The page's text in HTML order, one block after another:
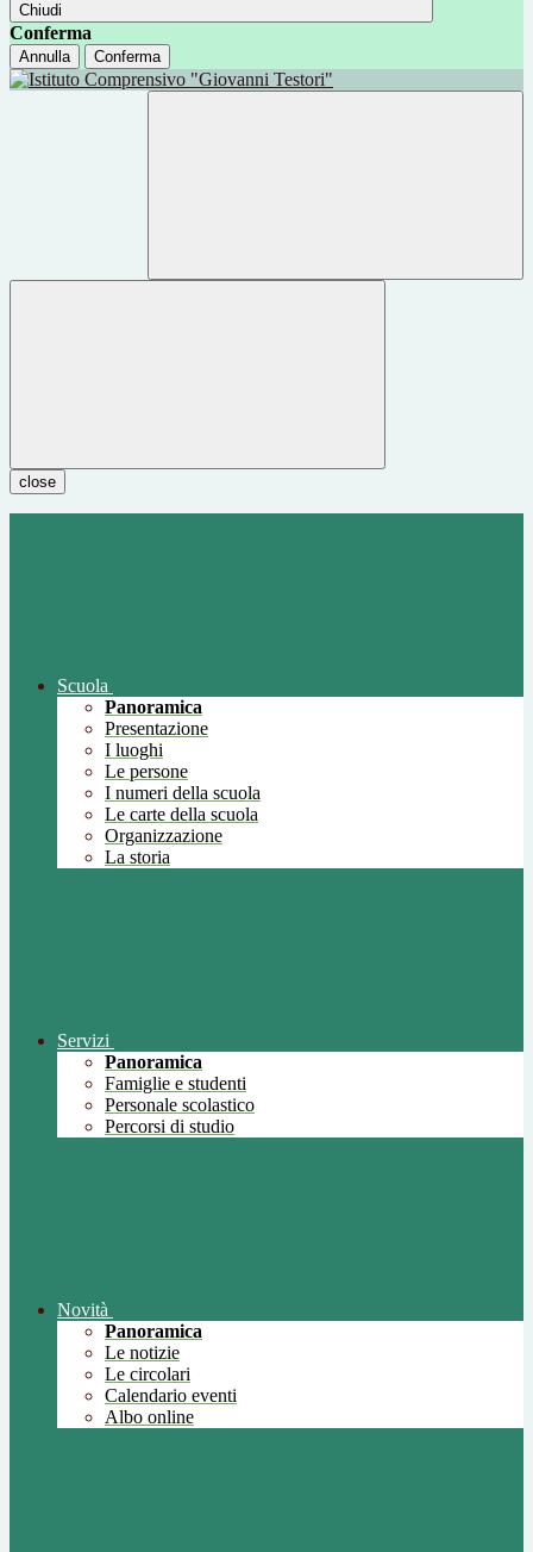
Chiudi
Conferma
Annulla Conferma
close
Scuola
Panoramica
Presentazione
I luoghi
Le persone
I numeri della scuola
Le carte della scuola
Organizzazione
La storia
Servizi
Panoramica
Famiglie e studenti
Personale scolastico
Percorsi di studio
Novità
Panoramica
Le notizie
Le circolari
Calendario eventi
Albo online